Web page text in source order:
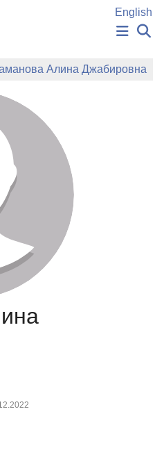
English
РУКОПИСЬ
ЗНАНИЙ
СЛОВА
Алина Джабировна